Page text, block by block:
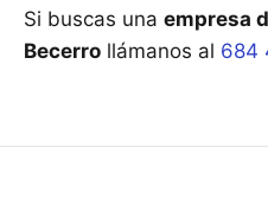
Si buscas una empresa
Becerro llámanos al 684